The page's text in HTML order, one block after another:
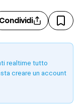
Condividi
realtime tutto
creare un account